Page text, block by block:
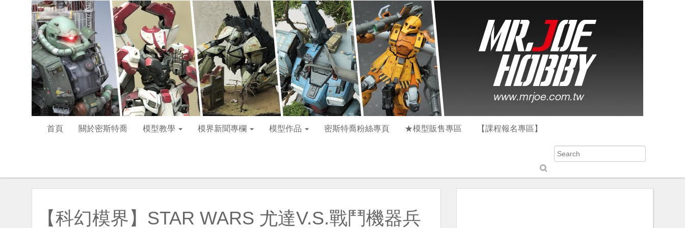
首頁 關於密斯特喬 模型教學 模界新聞專欄 模型作品 密斯特喬粉絲專頁 ★模型販售專區 【課程報名專區】
S
u
b
【科幻模界】STAR WARS 尤達V.S.戰鬥機器兵